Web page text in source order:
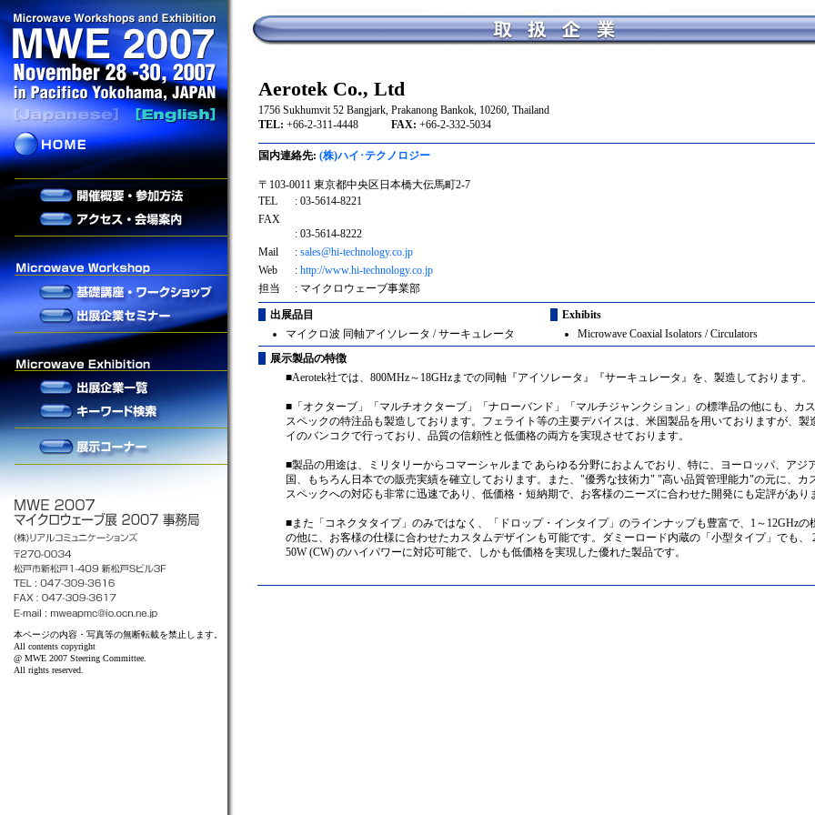
本ページの内容・写真等の無断転載を禁止します。
All contents copyright
@ MWE 2007 Steering Committee.
All rights reserved.
Aerotek Co., Ltd
1756 Sukhumvit 52 Bangjark, Prakanong Bankok, 10260, Thailand
TEL: +66-2-311-4448 FAX: +66-2-332-5034
国内連絡先: (株)ハイ･テクノロジー
〒103-0011 東京都中央区日本橋大伝馬町2-7
TEL
: 03-5614-8221
FAX
: 03-5614-8222
Mail
: sales@hi-technology.co.jp
Web
: http://www.hi-technology.co.jp
担当
: マイクロウェーブ事業部
出展品目
マイクロ波 同軸アイソレータ / サーキュレータ
Exhibits
Microwave Coaxial Isolators / Circulators
展示製品の特徴
■Aerotek社では、800MHz～18GHzまでの同軸『アイソレータ』『サーキュレータ』を、製造しております。
■「オクターブ」「マルチオクターブ」「ナローバンド」「マルチジャンクション」の標準品の他にも、カ
スペックの特注品も製造しております。フェライト等の主要デバイスは、米国製品を用いておりますが、製
イのバンコクで行っており、品質の信頼性と低価格の両方を実現させております。
■製品の用途は、ミリタリーからコマーシャルまで あらゆる分野におよんでおり、特に、ヨーロッパ、アジ
国、もちろん日本での販売実績を確立しております。また、"優秀な技術力" "高い品質管理能力"の元に、カ
スペックへの対応も非常に迅速であり、低価格・短納期で、お客様のニーズに合わせた開発にも定評があり
■また「コネクタタイプ」のみではなく、「ドロップ・インタイプ」のラインナップも豊富で、1～12GHzの
の他に、お客様の仕様に合わせたカスタムデザインも可能です。ダミーロード内蔵の「小型タイプ」でも、
50W (CW) のハイパワーに対応可能で、しかも低価格を実現した優れた製品です。